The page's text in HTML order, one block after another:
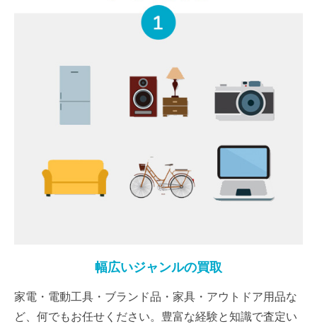
幅広いジャンルの買取
家電・電動工具・ブランド品・家具・アウトドア用品な
ど、何でもお任せください。豊富な経験と知識で査定い